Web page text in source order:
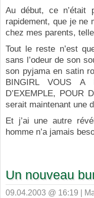
Au début, ce
rapidement, que je ne
chez mes parents,
Tout le reste n’est
sans l’odeur de son
son pyjama en satin
BINGIRL VOUS A
D’EXEMPLE, POUR
serait maintenant une
Et j’ai une autre
homme n’a jamais
Un nouveau
09.04.2003 @ 16:19 |